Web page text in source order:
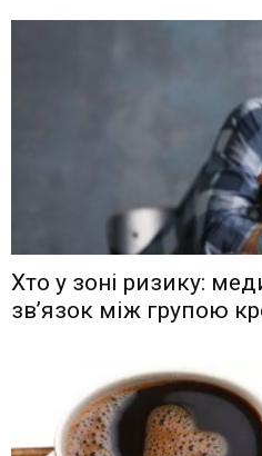
Хто у зоні ризику:
зв’язок між групою